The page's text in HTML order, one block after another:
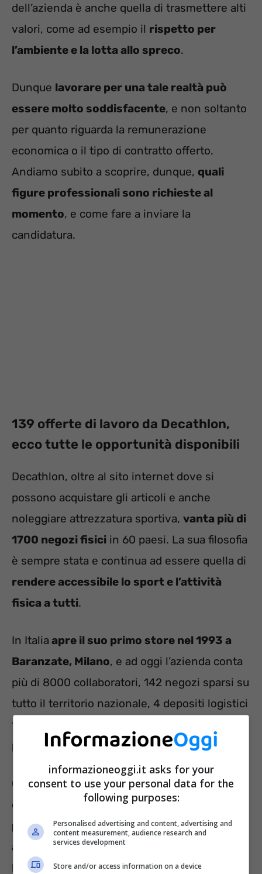
dell’azienda è anche quella di trasmettere alti
valori, come ad esempio il rispetto per
l’ambiente e la lotta allo spreco.
Dunque lavorare per una tale realtà può
essere molto soddisfacente, e non soltanto
per quanto riguarda la remunerazione
economica o il tipo di contratto offerto.
Andiamo subito a scoprire, dunque, quali
figure professionali sono richieste al
momento, e come fare a inviare la
candidatura.
139 offerte di lavoro da Decathlon,
ecco tutte le opportunità disponibili
Decathlon, oltre al sito internet dove si
possono acquistare gli articoli e anche
noleggiare attrezzatura sportiva, vanta più di
1700 negozi fisici in 60 paesi. La sua filosofia
è sempre stata e continua ad essere quella di
rendere accessibile lo sport e l’attività
fisica a tutti.
In Italia apre il suo primo store nel 1993 a
Baranzate, Milano, e ad oggi l’azienda conta
più di 8000 collaboratori, 142 negozi sparsi su
tutto il territorio nazionale, 4 depositi logistici
tecnologicamente avanzati e 2 uffici di
produzione.
Oltre al singolo incarico, Decathlon offre a chi
entra a far parte del gruppo unacrescita
professionale ed esperienze inclusive e
appaganti. Al momento, sono davvero tante
le posizioni aperte, e l’azienda cerca
informazioneoggi.it asks for your
consent to use your personal data for the
following purposes:
Personalised advertising and content, advertising and
content measurement, audience research and
services development
Store and/or access information on a device